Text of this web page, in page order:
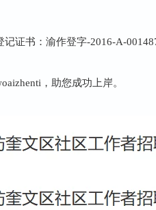
证书：渝作登字-2016-A-
，助您成功上岸。